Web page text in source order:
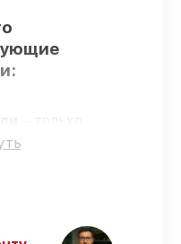
работ без